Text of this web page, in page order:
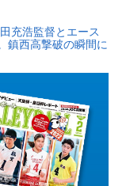
充浩監督とエース
鎮西高撃破の瞬間に